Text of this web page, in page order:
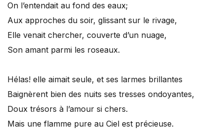
On l’entendait au fond des eaux;
Aux approches du soir, glissant sur le rivage,
Elle venait chercher, couverte d’un nuage,
Son amant parmi les roseaux.
Hélas! elle aimait seule, et ses larmes brillantes
Baignèrent bien des nuits ses tresses ondoyantes,
Doux trésors à l’amour si chers.
Mais une flamme pure au Ciel est précieuse.